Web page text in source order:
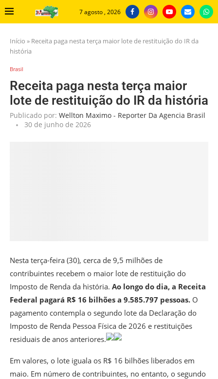
7 agosto , 2026
Início » Receita paga nesta terça maior lote de restituição do IR da
história
Brasil
Receita paga nesta terça maior
lote de restituição do IR da história
Publicado por: Wellton Maximo - Reporter Da Agencia Brasil
30 de junho de 2026
Nesta terça-feira (30), cerca de 9,5 milhões de
contribuintes recebem o maior lote de restituição do
Imposto de Renda da história. Ao longo do dia, a Receita
Federal pagará R$ 16 bilhões a 9.585.797 pessoas. O
pagamento contempla o segundo lote da Declaração do
Imposto de Renda Pessoa Física de 2026 e restituições
residuais de anos anteriores.
Em valores, o lote iguala os R$ 16 bilhões liberados em
maio. Em número de contribuintes, no entanto, o segundo